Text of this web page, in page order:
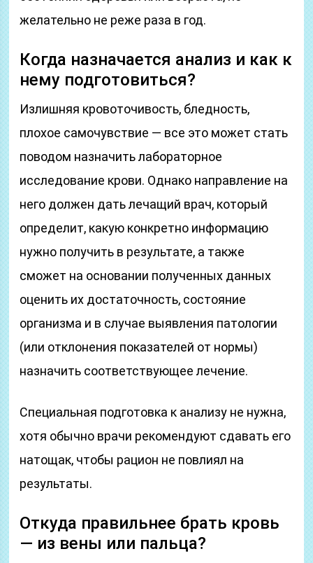
желательно не реже раза в год.
Когда назначается анализ и как к
нему подготовиться?
Излишняя кровоточивость, бледность,
плохое самочувствие — все это может стать
поводом назначить лабораторное
исследование крови. Однако направление на
него должен дать лечащий врач, который
определит, какую конкретно информацию
нужно получить в результате, а также
сможет на основании полученных данных
оценить их достаточность, состояние
организма и в случае выявления патологии
(или отклонения показателей от нормы)
назначить соответствующее лечение.
Специальная подготовка к анализу не нужна,
хотя обычно врачи рекомендуют сдавать его
натощак, чтобы рацион не повлиял на
результаты.
Откуда правильнее брать кровь
— из вены или пальца?